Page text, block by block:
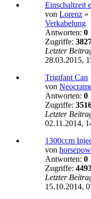
Einschaltzeit
von Lorenz »
Verkabelung
Antworten: 0
Zugriffe:
Letzter
28.03.2015,
Trigifant Can
von
Antworten: 0
Zugriffe:
Letzter
02.11.2014,
1300ccm
von
Antworten: 0
Zugriffe:
Letzter
15.10.2014,